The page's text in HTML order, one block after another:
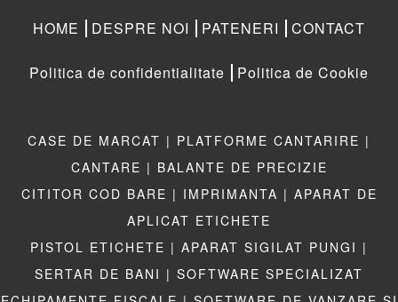
HOME DESPRE NOI PATENERI CONTACT
Politica de confidentialitate Politica de Cookie
CASE DE MARCAT | PLATFORME CANTARIRE |
CANTARE | BALANTE DE PRECIZIE
CITITOR COD BARE | IMPRIMANTA | APARAT DE
APLICAT ETICHETE
PISTOL ETICHETE | APARAT SIGILAT PUNGI |
SERTAR DE BANI | SOFTWARE SPECIALIZAT